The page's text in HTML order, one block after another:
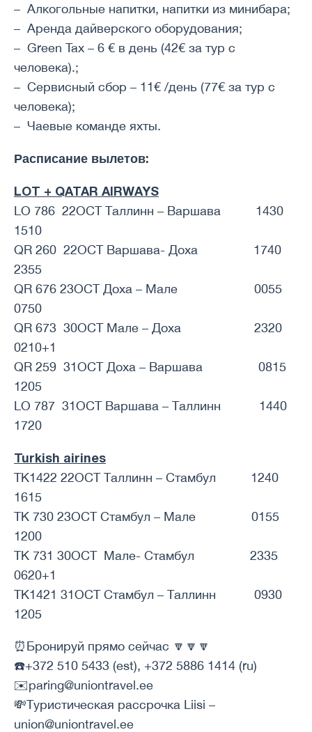
– Алкогольные напитки, напитки из минибара;
– Аренда дайверского оборудования;
– Green Tax – 6 € в день (42€ за тур с
человека).;
– Сервисный сбор – 11€ /день (77€ за тур с
человека);
– Чаевые команде яхты.
Расписание вылетов:
LOT + QATAR AIRWAYS
LO 786 22OCT Таллинн – Варшава 1430
1510
QR 260 22OCT Варшава- Доха 1740
2355
QR 676 23OCT Доха – Мале 0055
0750
QR 673 30OCT Мале – Доха 2320
0210+1
QR 259 31OCT Доха – Варшава 0815
1205
LO 787 31OCT Варшава – Таллинн 1440
1720
Turkish airines
TK1422 22OCT Таллинн – Стамбул 1240
1615
TK 730 23OCT Стамбул – Мале 0155
1200
TK 731 30OCT Мале- Стамбул 2335
0620+1
TK1421 31OCT Стамбул – Таллинн 0930
1205
⏰Бронируй прямо сейчас 🔽🔽🔽
☎️+372 510 5433 (est), +372 5886 1414 (ru)
✉️paring@uniontravel.ee
💸Туристическая рассрочка Liisi –
union@uniontravel.ee